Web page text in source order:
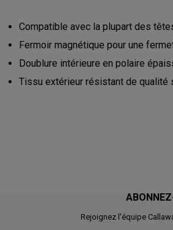
Compatible avec la plupart des
Fermoir magnétique pour une
Doublure intérieure en polaire
Tissu extérieur résistant de qualité
Rejoignez l'équipe